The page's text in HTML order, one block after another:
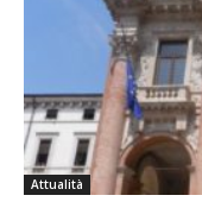
Attualità